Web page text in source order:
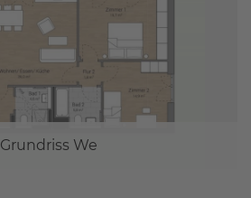
Grundriss We